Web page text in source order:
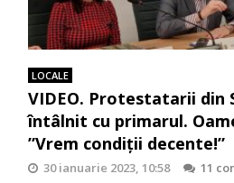
LOCALE
VIDEO. Protestatarii din
întâlnit cu primarul.
”Vrem condiții decente!”
30 ianuarie 2023, 10:58
11